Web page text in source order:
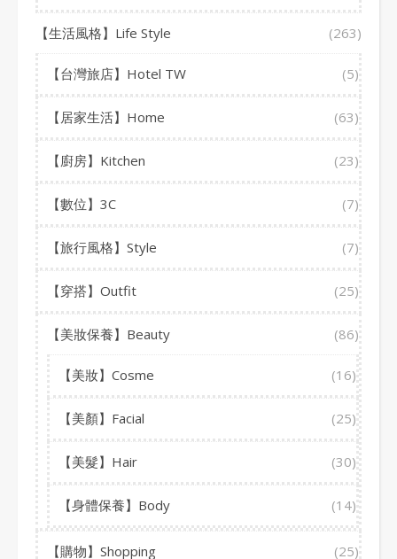
【生活風格】Life Style (263)
【台灣旅店】Hotel TW (5)
【居家生活】Home (63)
【廚房】Kitchen (23)
【數位】3C (7)
【旅行風格】Style (7)
【穿搭】Outfit (25)
【美妝保養】Beauty (86)
【美妝】Cosme (16)
【美顏】Facial (25)
【美髮】Hair (30)
【身體保養】Body (14)
【購物】Shopping (25)